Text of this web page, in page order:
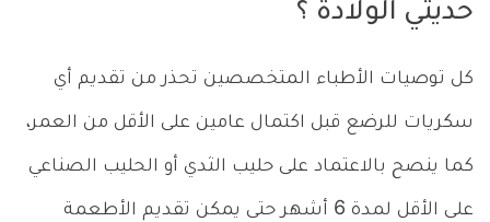
حديثي الولادة ؟
كل توصيات الأطباء المتخصصين تحذر من تقديم أي
سكريات للرضع قبل اكتمال عامين على الأقل من العمر،
كما ينصح بالاعتماد على حليب الثدي أو الحليب الصناعي
على الأقل لمدة 6 أشهر حتى يمكن تقديم الأطعمة